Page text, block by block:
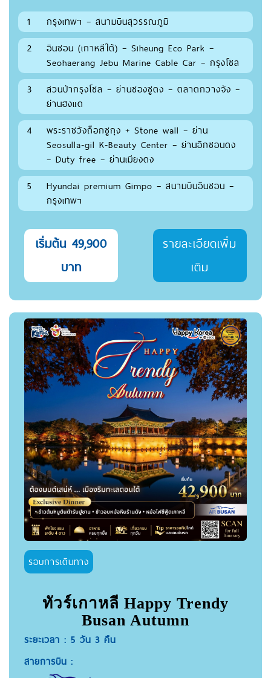
1
กรุงเทพฯ – สนามบินสุวรรณภูมิ
2
อินชอน (เกาหลีใต้) – Siheung Eco Park –
Seohaerang Jebu Marine Cable Car – กรุงโซล
3
สวนป่ากรุงโซล – ย่านซองซูดง – ตลาดกวางจัง –
ย่านฮงแด
4
พระราชวังถ็อกซูกุง + Stone wall – ย่าน
Seosulla-gil K-Beauty Center – ย่านอิกซอนดง
– Duty free – ย่านเมียงดง
5
Hyundai premium Gimpo – สนามบินอินชอน –
กรุงเทพฯ
เริ่มต้น 49,900
บาท
รายละเอียดเพิ่ม
เติม
รอบการเดินทาง
ทัวร์เกาหลี Happy Trendy
Busan Autumn
ระยะเวลา : 5 วัน 3 คืน
สายการบิน :